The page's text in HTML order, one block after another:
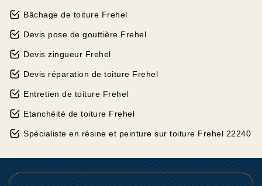
Bâchage de toiture Frehel
Devis pose de gouttière Frehel
Devis zingueur Frehel
Devis réparation de toiture Frehel
Entretien de toiture Frehel
Etanchéité de toiture Frehel
Spécialiste en résine et peinture sur toiture Frehel 22240